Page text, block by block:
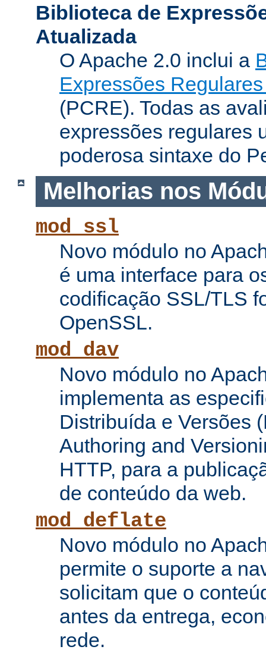
Biblioteca de
Atualizada
O Apache 2.0 inclui a
Expressões
(PCRE). Todas as
expressões regulares
poderosa sintaxe do
Melhorias nos
mod_ssl
Novo módulo no
é uma interface para
codificação SSL/TLS
OpenSSL.
mod_dav
Novo módulo no
implementa as
Distribuída e Versões
Authoring and
HTTP, para a
de conteúdo da web.
mod_deflate
Novo módulo no
permite o suporte a
solicitam que o
antes da entrega,
rede.